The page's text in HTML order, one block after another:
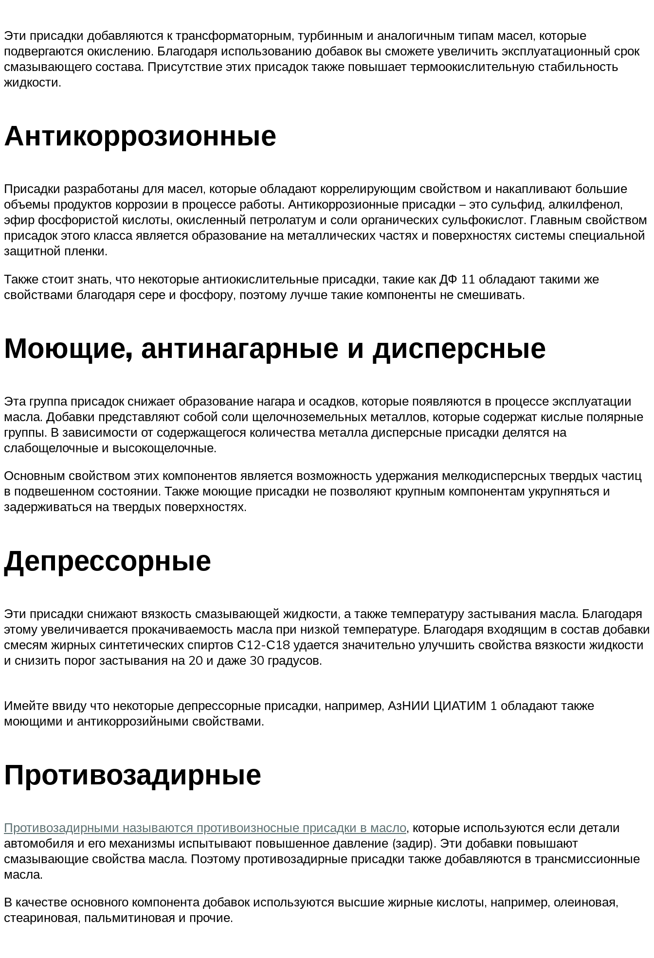
Эти присадки добавляются к трансформаторным, турбинным и аналогичным типам масел, которые
подвергаются окислению. Благодаря использованию добавок вы сможете увеличить эксплуатационный срок
смазывающего состава. Присутствие этих присадок также повышает термоокислительную стабильность
жидкости.
Антикоррозионные
Присадки разработаны для масел, которые обладают коррелирующим свойством и накапливают большие
объемы продуктов коррозии в процессе работы. Антикоррозионные присадки – это сульфид, алкилфенол,
эфир фосфористой кислоты, окисленный петролатум и соли органических сульфокислот. Главным свойством
присадок этого класса является образование на металлических частях и поверхностях системы специальной
защитной пленки.
Также стоит знать, что некоторые антиокислительные присадки, такие как ДФ 11 обладают такими же
свойствами благодаря сере и фосфору, поэтому лучше такие компоненты не смешивать.
Моющие, антинагарные и дисперсные
Эта группа присадок снижает образование нагара и осадков, которые появляются в процессе эксплуатации
масла. Добавки представляют собой соли щелочноземельных металлов, которые содержат кислые полярные
группы. В зависимости от содержащегося количества металла дисперсные присадки делятся на
слабощелочные и высокощелочные.
Основным свойством этих компонентов является возможность удержания мелкодисперсных твердых частиц
в подвешенном состоянии. Также моющие присадки не позволяют крупным компонентам укрупняться и
задерживаться на твердых поверхностях.
Депрессорные
Эти присадки снижают вязкость смазывающей жидкости, а также температуру застывания масла. Благодаря
этому увеличивается прокачиваемость масла при низкой температуре. Благодаря входящим в состав добавки
смесям жирных синтетических спиртов С12-С18 удается значительно улучшить свойства вязкости жидкости
и снизить порог застывания на 20 и даже 30 градусов.
Имейте ввиду что некоторые депрессорные присадки, например, АзНИИ ЦИАТИМ 1 обладают также
моющими и антикоррозийными свойствами.
Противозадирные
Противозадирными называются противоизносные присадки в масло, которые используются если детали
автомобиля и его механизмы испытывают повышенное давление (задир). Эти добавки повышают
смазывающие свойства масла. Поэтому противозадирные присадки также добавляются в трансмиссионные
масла.
В качестве основного компонента добавок используются высшие жирные кислоты, например, олеиновая,
стеариновая, пальмитиновая и прочие.